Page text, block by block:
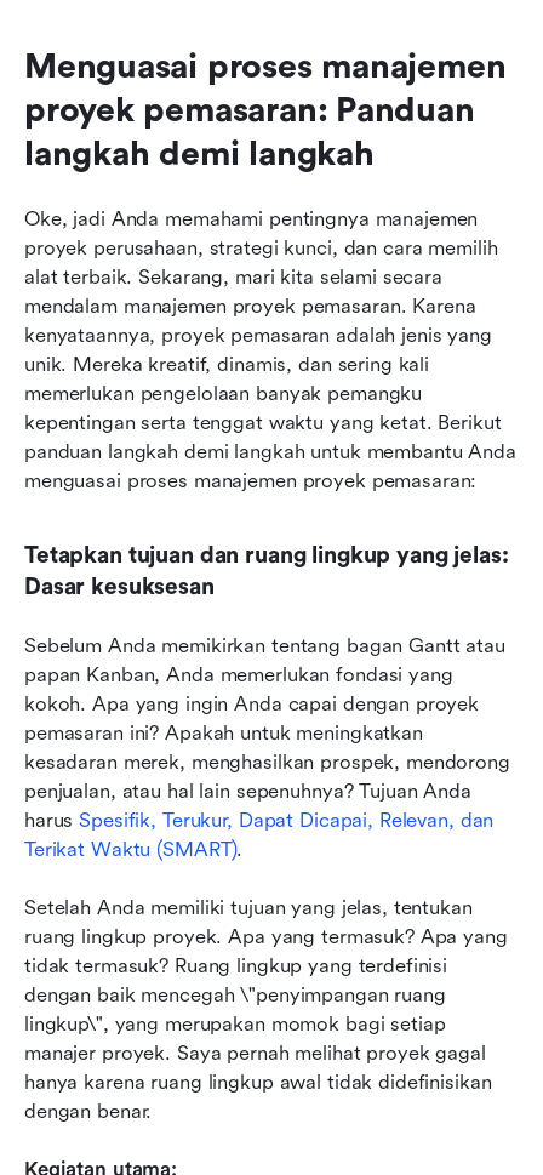
Menguasai proses manajemen
proyek pemasaran: Panduan
langkah demi langkah
Oke, jadi Anda memahami pentingnya manajemen
proyek perusahaan, strategi kunci, dan cara memilih
alat terbaik. Sekarang, mari kita selami secara
mendalam manajemen proyek pemasaran. Karena
kenyataannya, proyek pemasaran adalah jenis yang
unik. Mereka kreatif, dinamis, dan sering kali
memerlukan pengelolaan banyak pemangku
kepentingan serta tenggat waktu yang ketat. Berikut
panduan langkah demi langkah untuk membantu Anda
menguasai proses manajemen proyek pemasaran:
Tetapkan tujuan dan ruang lingkup yang jelas:
Dasar kesuksesan
Sebelum Anda memikirkan tentang bagan Gantt atau
papan Kanban, Anda memerlukan fondasi yang
kokoh. Apa yang ingin Anda capai dengan proyek
pemasaran ini? Apakah untuk meningkatkan
kesadaran merek, menghasilkan prospek, mendorong
penjualan, atau hal lain sepenuhnya? Tujuan Anda
harus Spesifik, Terukur, Dapat Dicapai, Relevan, dan
Terikat Waktu (SMART).
Setelah Anda memiliki tujuan yang jelas, tentukan
ruang lingkup proyek. Apa yang termasuk? Apa yang
tidak termasuk? Ruang lingkup yang terdefinisi
dengan baik mencegah \"penyimpangan ruang
lingkup\", yang merupakan momok bagi setiap
manajer proyek. Saya pernah melihat proyek gagal
hanya karena ruang lingkup awal tidak didefinisikan
dengan benar.
Kegiatan utama: